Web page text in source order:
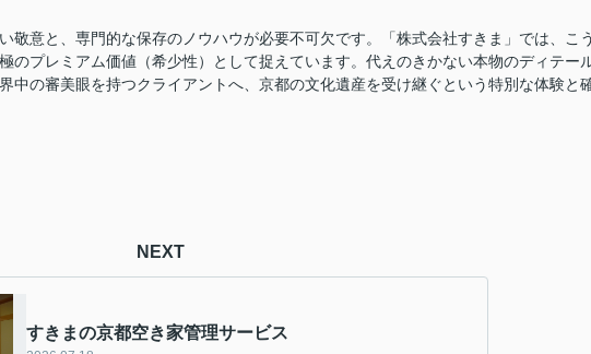
敬意と、専門的な保存のノウハウが必要不可欠です。「株式会社すきま」では、こ
のプレミアム価値（希少性）として捉えています。代えのきかない本物のディテー
中の審美眼を持つクライアントへ、京都の文化遺産を受け継ぐという特別な体験と
NEXT
すきまの京都空き家管理サービス